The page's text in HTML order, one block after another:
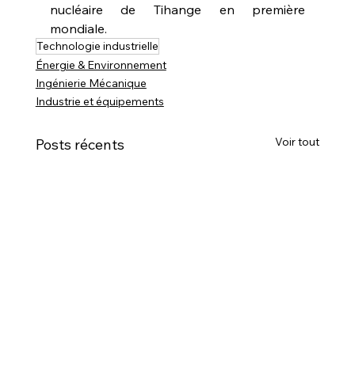
nucléaire de Tihange en première
mondiale.
Technologie industrielle
Énergie & Environnement
Ingénierie Mécanique
Industrie et équipements
Posts récents Voir tout